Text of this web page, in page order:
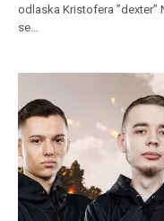
odlaska Kristofera
se…